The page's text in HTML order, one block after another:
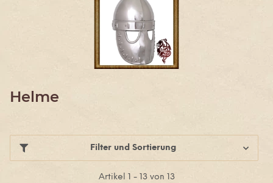
Helme
Filter und Sortierung
Artikel 1 - 13 von 13